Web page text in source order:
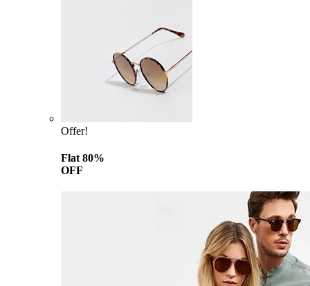
Offer!
Flat 80%
OFF